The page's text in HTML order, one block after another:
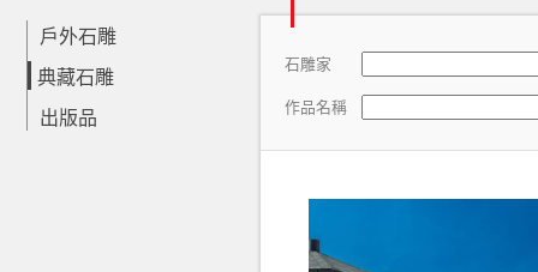
戶外石雕
典藏石雕
出版品
石雕家
作品名稱